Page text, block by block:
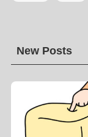
New Posts